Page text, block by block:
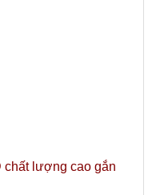
chất lượng cao gắn